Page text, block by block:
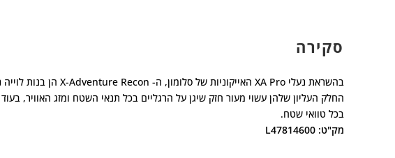
סקירה
בהשראת נעלי XA Pro האייקוניות של סלומון, ה- X-Adventure Recon הן בנות לוייה נאמנות לכל טיול.
החלק העליון שלהן עשוי מעור חזק שיגן על הרגליים בכל תנאי השטח ומזג האוויר,
בכל טוואי שטח.
מק"ט: L47814600